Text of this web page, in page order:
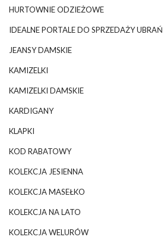
HURTOWNIE ODZIEŻOWE
IDEALNE PORTALE DO SPRZEDAŻY UBRAŃ
JEANSY DAMSKIE
KAMIZELKI
KAMIZELKI DAMSKIE
KARDIGANY
KLAPKI
KOD RABATOWY
KOLEKCJA JESIENNA
KOLEKCJA MASEŁKO
KOLEKCJA NA LATO
KOLEKCJA WELURÓW